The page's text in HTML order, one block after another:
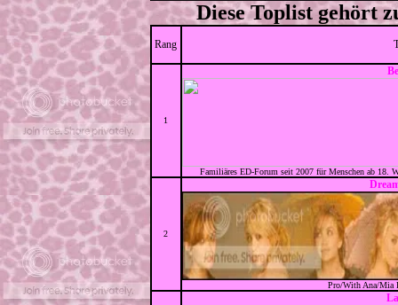
Diese Toplist gehört
Rang
1
Familiäres ED-Forum seit 2007 für Menschen ab 18.
2
Pro/With Ana/Mia